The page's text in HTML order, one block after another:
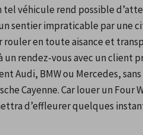
véhicule rend possible
sentier impraticable par une
en toute aisance et
un rendez-vous avec un client
Audi, BMW ou Mercedes,
Cayenne. Car louer un
d’effleurer quelques